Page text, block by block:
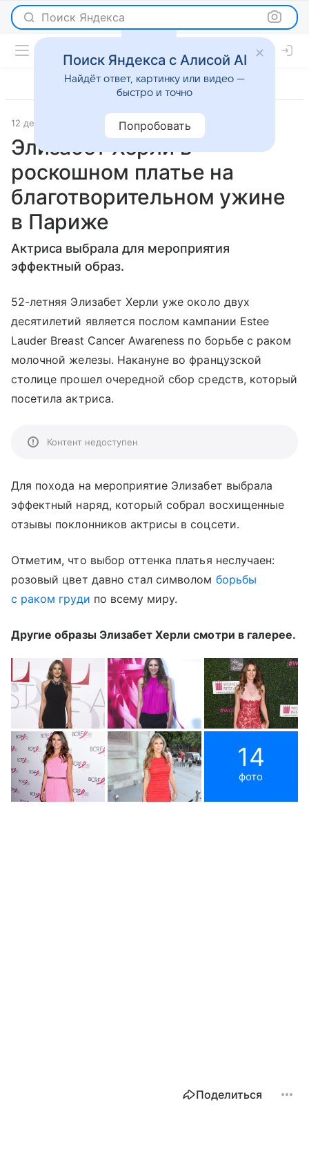
Поиск Яндекса
12 декабря 2017 Светская жизнь
Элизабет Херли в
роскошном платье на
благотворительном ужине
в Париже
Актриса выбрала для мероприятия
эффектный образ.
52-летняя Элизабет Херли уже около двух
десятилетий является послом кампании Estee
Lauder Breast Cancer Awareness по борьбе с раком
молочной железы. Накануне во французской
столице прошел очередной сбор средств, который
посетила актриса.
Контент недоступен
Для похода на мероприятие Элизабет выбрала
эффектный наряд, который собрал восхищенные
отзывы поклонников актрисы в соцсети.
Отметим, что выбор оттенка платья неслучаен:
розовый цвет давно стал символом борьбы
с раком груди по всему миру.
Другие образы Элизабет Херли смотри в галерее.
14
фото
Поделиться
Поиск Яндекса с Алисой AI
Найдёт ответ, картинку или видео —
быстро и точно
Попробовать